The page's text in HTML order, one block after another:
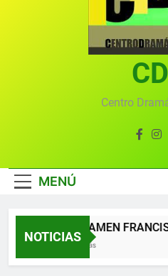
Textos
Francisco Nieva de
convocado por el Centro
Gala anual virtual del Centro
Centro
MENÚ
NOTICIAS
XII CERTAMEN FRANCISCO
2 Meses Atrás